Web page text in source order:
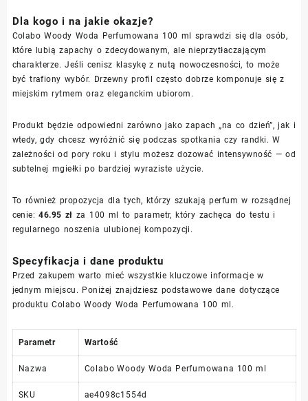
Dla kogo i na jakie okazje?
Colabo Woody Woda Perfumowana 100 ml sprawdzi się dla osób,
które lubią zapachy o zdecydowanym, ale nieprzytłaczającym
charakterze. Jeśli cenisz klasykę z nutą nowoczesności, to może
być trafiony wybór. Drzewny profil często dobrze komponuje się z
miejskim rytmem oraz eleganckim ubiorom.
Produkt będzie odpowiedni zarówno jako zapach „na co dzień”, jak i
wtedy, gdy chcesz wyróżnić się podczas spotkania czy randki. W
zależności od pory roku i stylu możesz dozować intensywność — od
subtelnej mgiełki po bardziej wyraziste użycie.
To również propozycja dla tych, którzy szukają perfum w rozsądnej
cenie:46.95 zł za 100 ml to parametr, który zachęca do testu i
regularnego noszenia ulubionej kompozycji.
Specyfikacja i dane produktu
Przed zakupem warto mieć wszystkie kluczowe informacje w
jednym miejscu. Poniżej znajdziesz podstawowe dane dotyczące
produktu Colabo Woody Woda Perfumowana 100 ml.
Parametr Wartość
Nazwa Colabo Woody Woda Perfumowana 100 ml
SKU ae4098c1554d